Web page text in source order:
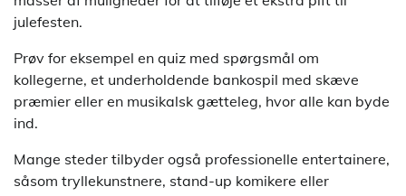
julefesten.
Prøv for eksempel en quiz med spørgsmål om
kollegerne, et underholdende bankospil med skæve
præmier eller en musikalsk gætteleg, hvor alle kan byde
ind.
Mange steder tilbyder også professionelle entertainere,
såsom tryllekunstnere, stand-up komikere eller